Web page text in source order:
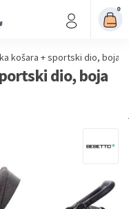
0
košara + sportski dio, boja
dio, boja